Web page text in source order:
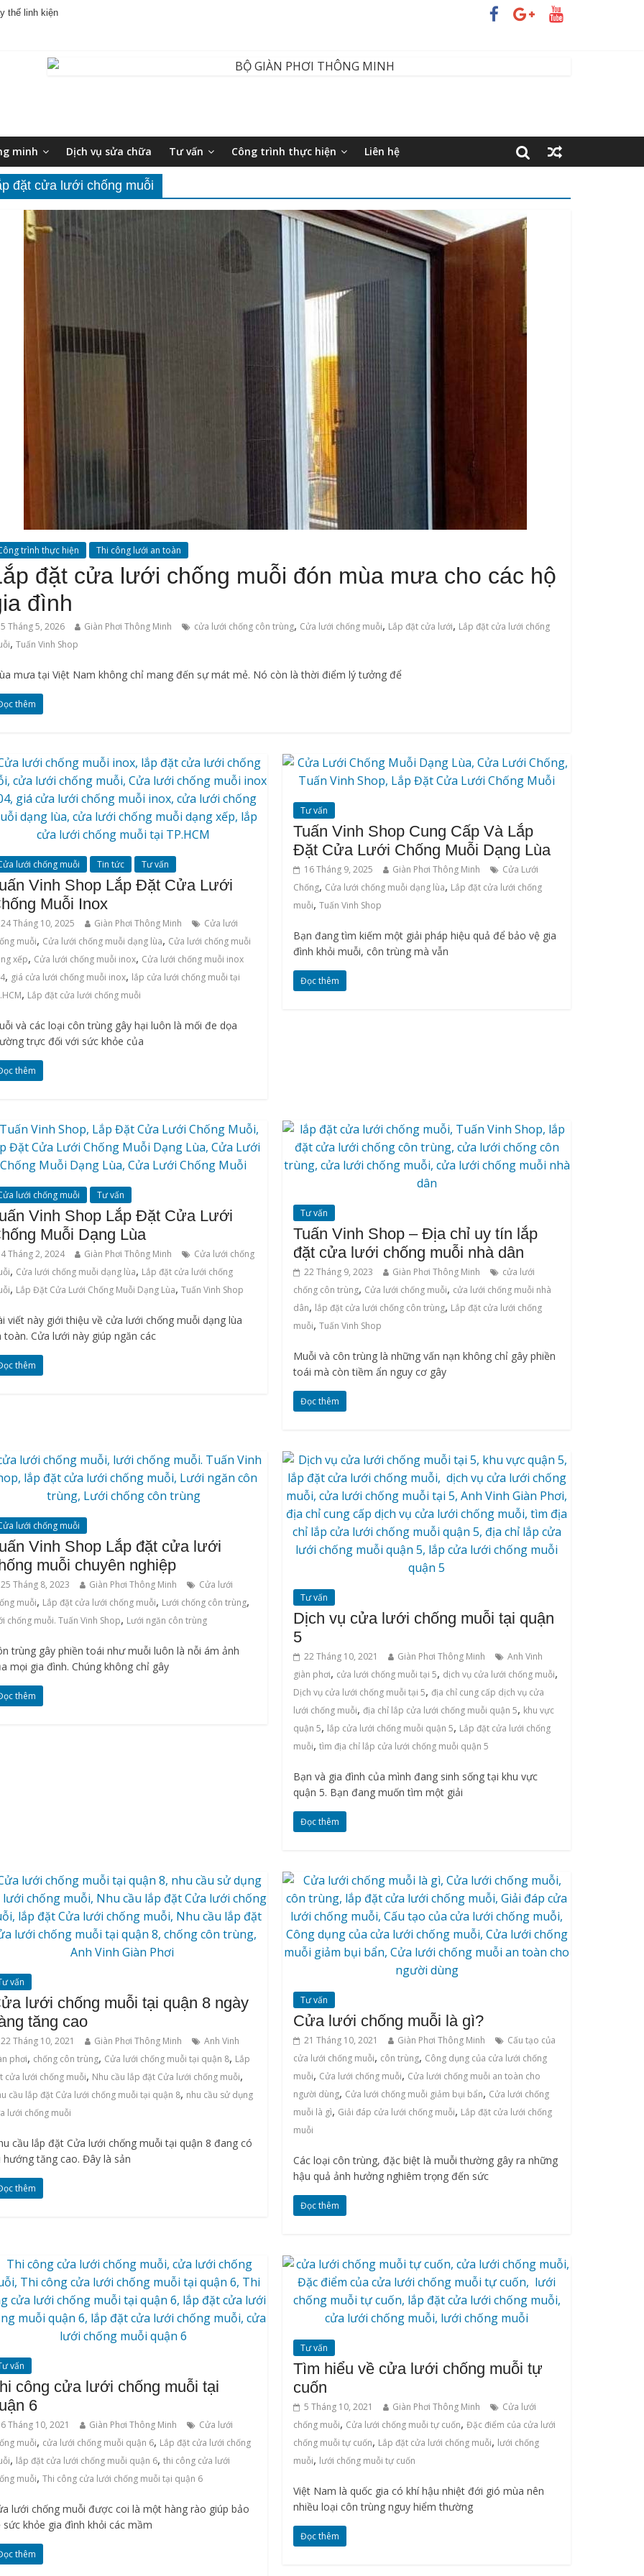
thế linh kiện
minh Dịch vụ sửa chữa Tư vấn Công trình thực hiện Liên hệ
đặt cửa lưới chống muỗi
trình thực hiện Thi công lưới an toàn
đặt cửa lưới chống muỗi đón mùa mưa cho các hộ
đình
5 Tháng 5, 2026 Giàn Phơi Thông Minh cửa lưới chống côn trùng, Cửa lưới chống muỗi, Lắp đặt cửa lưới, Lắp đặt cửa lưới chống
,Tuấn Vinh Shop
mưa tại Việt Nam không chỉ mang đến sự mát mẻ. Nó còn là thời điểm lý tưởng để
thêm
lưới chống muỗi Tin tức Tư vấn
Vinh Shop Lắp Đặt Cửa Lưới
Muỗi Inox
24 Tháng 10, 2025 Giàn Phơi Thông Minh
Cửa lưới
muỗi, Cửa lưới chống muỗi dạng lùa, Cửa lưới chống muỗi
xếp, Cửa lưới chống muỗi inox, Cửa lưới chống muỗi inox
, giá cửa lưới chống muỗi inox, lắp cửa lưới chống muỗi tại
, Lắp đặt cửa lưới chống muỗi
và các loại côn trùng gây hại luôn là mối đe dọa
trực đối với sức khỏe của
thêm
Tư vấn
Tuấn Vinh Shop Cung Cấp Và Lắp
Đặt Cửa Lưới Chống Muỗi Dạng Lùa
16 Tháng 9, 2025 Giàn Phơi Thông Minh
Cửa Lưới
Chống, Cửa lưới chống muỗi dạng lùa, Lắp đặt cửa lưới chống
muỗi,Tuấn Vinh Shop
Bạn đang tìm kiếm một giải pháp hiệu quả để bảo vệ gia
đình khỏi muỗi, côn trùng mà vẫn
Đọc thêm
lưới chống muỗi Tư vấn
Vinh Shop Lắp Đặt Cửa Lưới
Muỗi Dạng Lùa
4 Tháng 2, 2024 Giàn Phơi Thông Minh
Cửa lưới chống
, Cửa lưới chống muỗi dạng lùa, Lắp đặt cửa lưới chống
, Lắp Đặt Cửa Lưới Chống Muỗi Dạng Lùa,Tuấn Vinh Shop
viết này giới thiệu về cửa lưới chống muỗi dạng lùa
toàn. Cửa lưới này giúp ngăn các
thêm
Tư vấn
Tuấn Vinh Shop – Địa chỉ uy tín lắp
đặt cửa lưới chống muỗi nhà dân
22 Tháng 9, 2023 Giàn Phơi Thông Minh
cửa lưới
chống côn trùng, Cửa lưới chống muỗi, cửa lưới chống muỗi nhà
dân, lắp đặt cửa lưới chống côn trùng, Lắp đặt cửa lưới chống
muỗi,Tuấn Vinh Shop
Muỗi và côn trùng là những vấn nạn không chỉ gây phiền
toái mà còn tiềm ẩn nguy cơ gây
Đọc thêm
lưới chống muỗi
Vinh Shop Lắp đặt cửa lưới
muỗi chuyên nghiệp
25 Tháng 8, 2023 Giàn Phơi Thông Minh
Cửa lưới
muỗi, Lắp đặt cửa lưới chống muỗi, Lưới chống côn trùng,
chống muỗi. Tuấn Vinh Shop, Lưới ngăn côn trùng
trùng gây phiền toái như muỗi luôn là nỗi ám ảnh
mọi gia đình. Chúng không chỉ gây
thêm
Tư vấn
Dịch vụ cửa lưới chống muỗi tại quận
5
22 Tháng 10, 2021 Giàn Phơi Thông Minh
Anh Vinh
giàn phơi, cửa lưới chống muỗi tại 5, dịch vụ cửa lưới chống muỗi,
Dịch vụ cửa lưới chống muỗi tại 5,địa chỉ cung cấp dịch vụ cửa
lưới chống muỗi,địa chỉ lắp cửa lưới chống muỗi quận 5, khu vực
quận 5, lắp cửa lưới chống muỗi quận 5, Lắp đặt cửa lưới chống
muỗi,tìm địa chỉ lắp cửa lưới chống muỗi quận 5
Bạn và gia đình của mình đang sinh sống tại khu vực
quận 5. Bạn đang muốn tìm một giải
Đọc thêm
vấn
lưới chống muỗi tại quận 8 ngày
tăng cao
22 Tháng 10, 2021 Giàn Phơi Thông Minh
Anh Vinh
phơi, chống côn trùng, Cửa lưới chống muỗi tại quận 8, Lắp
cửa lưới chống muỗi, Nhu cầu lắp đặt Cửa lưới chống muỗi,
cầu lắp đặt Cửa lưới chống muỗi tại quận 8, nhu cầu sử dụng
lưới chống muỗi
cầu lắp đặt Cửa lưới chống muỗi tại quận 8 đang có
hướng tăng cao. Đây là sản
thêm
Tư vấn
Cửa lưới chống muỗi là gì?
21 Tháng 10, 2021 Giàn Phơi Thông Minh
Cấu tạo của
cửa lưới chống muỗi, côn trùng, Công dụng của cửa lưới chống
muỗi, Cửa lưới chống muỗi, Cửa lưới chống muỗi an toàn cho
người dùng, Cửa lưới chống muỗi giảm bụi bẩn, Cửa lưới chống
muỗi là gì, Giải đáp cửa lưới chống muỗi, Lắp đặt cửa lưới chống
muỗi
Các loại côn trùng, đặc biệt là muỗi thường gây ra những
hậu quả ảnh hưởng nghiêm trọng đến sức
Đọc thêm
vấn
công cửa lưới chống muỗi tại
6
6 Tháng 10, 2021 Giàn Phơi Thông Minh
Cửa lưới
muỗi, cửa lưới chống muỗi quận 6, Lắp đặt cửa lưới chống
, lắp đặt cửa lưới chống muỗi quận 6,thi công cửa lưới
muỗi,Thi công cửa lưới chống muỗi tại quận 6
lưới chống muỗi được coi là một hàng rào giúp bảo
sức khỏe gia đình khỏi các mầm
thêm
Tư vấn
Tìm hiểu về cửa lưới chống muỗi tự
cuốn
5 Tháng 10, 2021 Giàn Phơi Thông Minh
Cửa lưới
chống muỗi, Cửa lưới chống muỗi tự cuốn,Đặc điểm của cửa lưới
chống muỗi tự cuốn, Lắp đặt cửa lưới chống muỗi, lưới chống
muỗi, lưới chống muỗi tự cuốn
Việt Nam là quốc gia có khí hậu nhiệt đới gió mùa nên
nhiều loại côn trùng nguy hiểm thường
Đọc thêm